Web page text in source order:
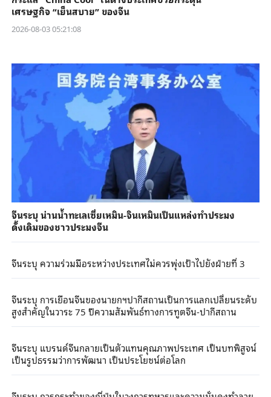
เศรษฐกิจ “เย็นสบาย” ของจีน
2026-08-03 05:21:08
จีนระบุ น่านน้ำทะเลเซี่ยเหมิน-จินเหมินเป็นแหล่งทำประมง
ดั้งเดิมของชาวประมงจีน
จีนระบุ ความร่วมมือระหว่างประเทศไม่ควรพุ่งเป้าไปยังฝ่ายที่ 3
จีนระบุ การเยือนจีนของนายกฯปากีสถานเป็นการแลกเปลี่ยนระดับ
สูงสำคัญในวาระ 75 ปีความสัมพันธ์ทางการทูตจีน-ปากีสถาน
จีนระบุ แบรนด์จีนกลายเป็นตัวแทนคุณภาพประเทศ เป็นบทพิสูจน์
เป็นรูปธรรมว่าการพัฒนา เป็นประโยชน์ต่อโลก